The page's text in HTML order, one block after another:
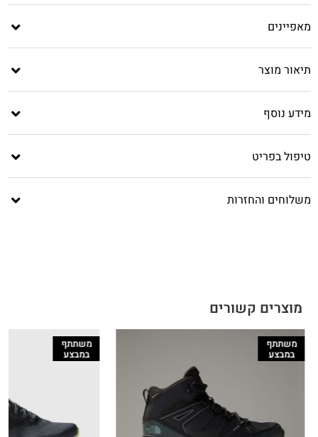
מאפיינים
תיאור מוצר
מידע נוסף
טיפול בפריט
משלוחים והחזרות
מוצרים קשורים
משתתף
במבצע
משתתף
במבצע